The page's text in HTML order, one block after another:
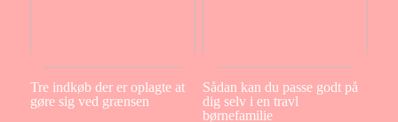
Tre indkøb der er oplagte at
gøre sig ved grænsen
Sådan kan du passe godt på
dig selv i en travl
børnefamilie